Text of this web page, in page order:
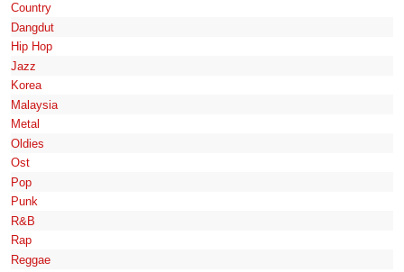
Country
Dangdut
Hip Hop
Jazz
Korea
Malaysia
Metal
Oldies
Ost
Pop
Punk
R&B
Rap
Reggae